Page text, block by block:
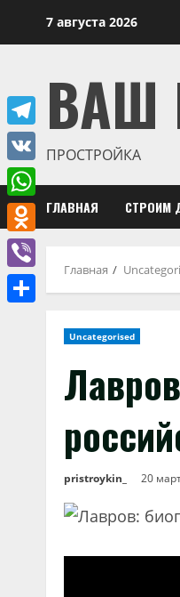
7 августа 2026
ВАШ
ПРОСТРОЙКА
ГЛАВНАЯ СТРОИМ
Главная
Uncategorised
pristroykin_ 20
Telegram
VK
WhatsApp
Odnoklassniki
Viber